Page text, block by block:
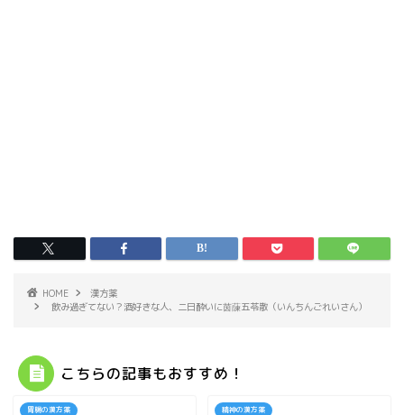
HOME
漢方薬
飲み過ぎてない？酒好きな人、二日酔いに茵蔯五苓散（いんちんごれいさん）
こちらの記事もおすすめ！
胃腸の漢方薬 精神の漢方薬